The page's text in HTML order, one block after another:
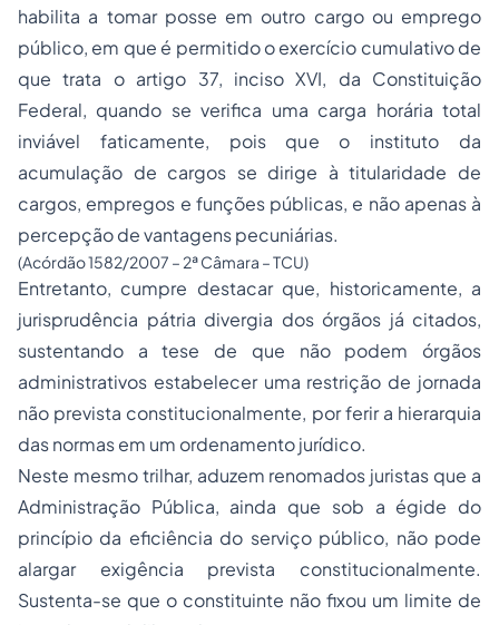
habilita a tomar posse em outro cargo ou emprego
público, em que é permitido o exercício cumulativo de
que trata o artigo 37, inciso XVI, da Constituição
Federal, quando se verifica uma carga horária total
inviável faticamente, pois que o instituto da
acumulação de cargos se dirige à titularidade de
cargos, empregos e funções públicas, e não apenas à
percepção de vantagens pecuniárias.
(Acórdão 1582/2007 – 2ª Câmara – TCU)
Entretanto, cumpre destacar que, historicamente, a
jurisprudência pátria divergia dos órgãos já citados,
sustentando a tese de que não podem órgãos
administrativos estabelecer uma restrição de jornada
não prevista constitucionalmente, por ferir a hierarquia
das normas em um ordenamento jurídico.
Neste mesmo trilhar, aduzem renomados juristas que a
Administração Pública, ainda que sob a égide do
princípio da eficiência do serviço público, não pode
alargar exigência prevista constitucionalmente.
Sustenta-se que o constituinte não fixou um limite de